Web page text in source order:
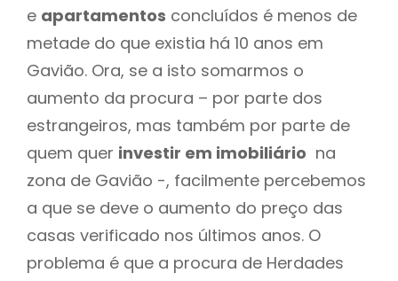
e apartamentos concluídos é menos de
metade do que existia há 10 anos em
Gavião. Ora, se a isto somarmos o
aumento da procura – por parte dos
estrangeiros, mas também por parte de
quem quer investir em imobiliário na
zona de Gavião -, facilmente percebemos
a que se deve o aumento do preço das
casas verificado nos últimos anos. O
problema é que a procura de Herdades